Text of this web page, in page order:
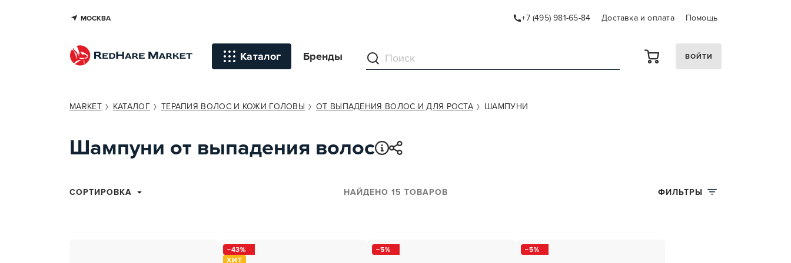
МОСКВА +7 (495) 981-65-84 Доставка и оплата Помощь
Каталог Бренды ВОЙТИ
Инструменты
Уход для кожи
Средства для бритья и
MARKET КАТАЛОГ ТЕРАПИЯ ВОЛОС И КОЖИ ГОЛОВЫ ОТ ВЫПАДЕНИЯ ВОЛОС И ДЛЯ РОСТА ШАМПУНИ
Шампуни от выпадения волос
СОРТИРОВКА НАЙДЕНО 15 ТОВАРОВ ФИЛЬТРЫ
43
ХИТ
5 5